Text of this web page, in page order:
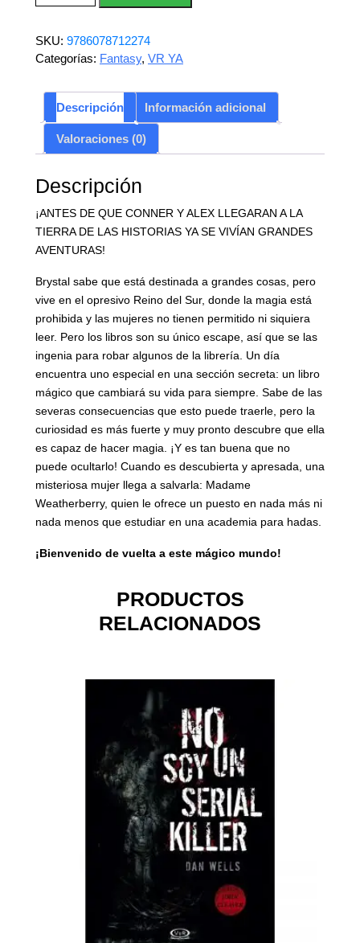
SKU: 9786078712274
Categorías: Fantasy, VR YA
Descripción Información adicional
Valoraciones (0)
Descripción
¡ANTES DE QUE CONNER Y ALEX LLEGARAN A LA
TIERRA DE LAS HISTORIAS YA SE VIVÍAN GRANDES
AVENTURAS!
Brystal sabe que está destinada a grandes cosas, pero
vive en el opresivo Reino del Sur, donde la magia está
prohibida y las mujeres no tienen permitido ni siquiera
leer. Pero los libros son su único escape, así que se las
ingenia para robar algunos de la librería. Un día
encuentra uno especial en una sección secreta: un libro
mágico que cambiará su vida para siempre. Sabe de las
severas consecuencias que esto puede traerle, pero la
curiosidad es más fuerte y muy pronto descubre que ella
es capaz de hacer magia. ¡Y es tan buena que no
puede ocultarlo! Cuando es descubierta y apresada, una
misteriosa mujer llega a salvarla: Madame
Weatherberry, quien le ofrece un puesto en nada más ni
nada menos que estudiar en una academia para hadas.
¡Bienvenido de vuelta a este mágico mundo!
PRODUCTOS
RELACIONADOS